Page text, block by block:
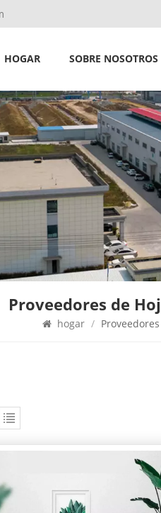
HOGAR SOBRE NOSOTROS
Proveedores de
hogar /